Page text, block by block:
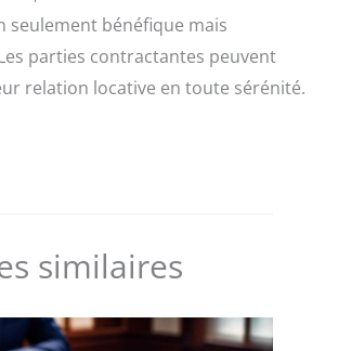
seulement bénéfique mais
parties contractantes peuvent
relation locative en toute sérénité.
similaires